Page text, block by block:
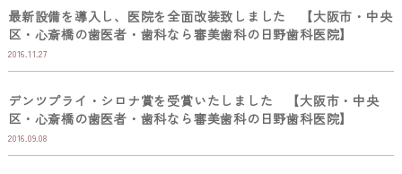
最新設備を導入し、医院を全面改装致しました 【大阪市・中央
区・心斎橋の歯医者・歯科なら審美歯科の日野歯科医院】
2016.11.27
デンツプライ・シロナ賞を受賞いたしました 【大阪市・中央
区・心斎橋の歯医者・歯科なら審美歯科の日野歯科医院】
2016.09.08